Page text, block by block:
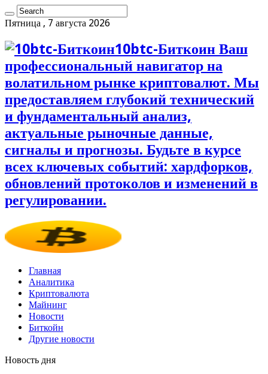
Пятница , 7 августа 2026
10btc-Биткоин Ваш
профессиональный навигатор на
волатильном рынке криптовалют. Мы
предоставляем глубокий технический
и фундаментальный анализ,
актуальные рыночные данные,
сигналы и прогнозы. Будьте в курсе
всех ключевых событий: хардфорков,
обновлений протоколов и изменений в
регулировании.
Главная
Аналитика
Криптовалюта
Майнинг
Новости
Биткойн
Другие новости
Новость дня